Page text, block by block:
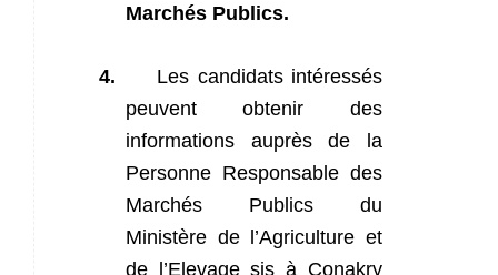
Marchés Publics.
4.
Les candidats intéressés
peuvent obtenir des
informations auprès de la
Personne Responsable des
Marchés Publics du
Ministère de l’Agriculture et
de l’Elevage sis à Conakry